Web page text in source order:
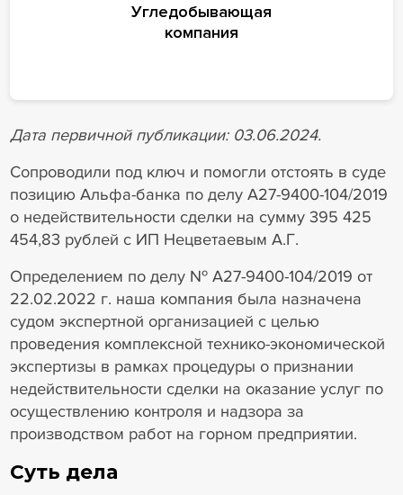
Угледобывающая
компания
Дата первичной публикации: 03.06.2024.
Сопроводили под ключ и помогли отстоять в суде
позицию Альфа-банка по делу А27-9400-104/2019
о недействительности сделки на сумму 395 425
454,83 рублей с ИП Нецветаевым А.Г.
Определением по делу № А27-9400-104/2019 от
22.02.2022 г. наша компания была назначена
судом экспертной организацией с целью
проведения комплексной технико-экономической
экспертизы в рамках процедуры о признании
недействительности сделки на оказание услуг по
осуществлению контроля и надзора за
производством работ на горном предприятии.
Суть дела